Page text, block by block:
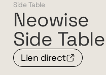
Side Table
Neowise
Side Table
Lien direct